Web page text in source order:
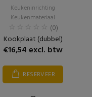
Keukeninrichting
Keukenmateriaal
(0)
Kookplaat (dubbel)
€16,54 excl. btw
RESERVEER